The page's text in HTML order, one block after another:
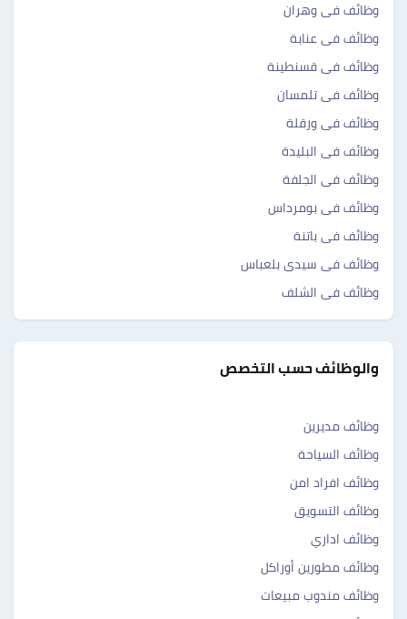
وظائف فى وهران
وظائف فى عنابة
وظائف فى قسنطينة
وظائف فى تلمسان
وظائف فى ورقلة
وظائف فى البليدة
وظائف فى الجلفة
وظائف فى بومرداس
وظائف فى باتنة
وظائف فى سيدى بلعباس
وظائف فى الشلف
والوظائف حسب التخصص
وظائف مديرين
وظائف السياحة
وظائف افراد امن
وظائف التسويق
وظائف اداري
وظائف مطورين أوراكل
وظائف مندوب مبيعات